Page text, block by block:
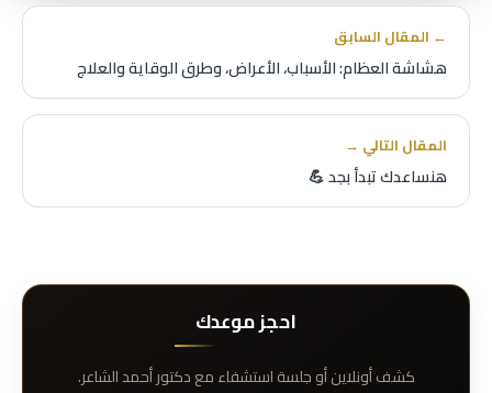
← المقال السابق
هشاشة العظام: الأسباب، الأعراض، وطرق الوقاية والعلاج
المقال التالي →
هنساعدك تبدأ بجد 💪
احجز موعدك
كشف أونلاين أو جلسة استشفاء مع دكتور أحمد الشاعر.